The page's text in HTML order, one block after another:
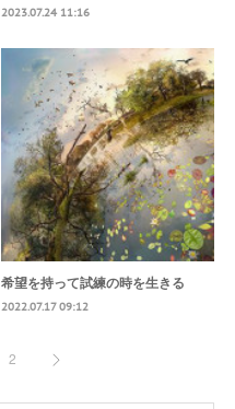
2023.07.24 11:16
希望を持って試練の時を生きる
2022.07.17 09:12
2